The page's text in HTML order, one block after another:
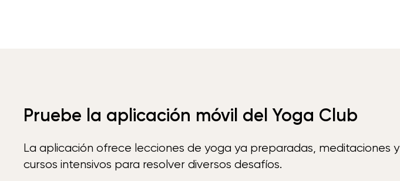
Pruebe la aplicación móvil del Yoga Club
La aplicación ofrece lecciones de yoga ya preparadas, meditaciones y
cursos intensivos para resolver diversos desafíos.